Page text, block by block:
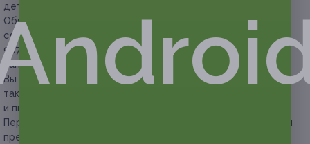
детского центра.
Обязательна предварительная запись перед покупкой
сертификата по телефонам: +7 (4832) 42-45-00, +7 (952)
967-00-11.
Запись в группу производится только при наличии мест.
Вы можете предъявить сертификат как в распечатанном,
так и в электронном виде (с четко читаемым номером
и пин-кодом) при посещении.
Перенос занятий внутри абонемента возможен только при
предоставлении справки о болезни, либо пропущенное